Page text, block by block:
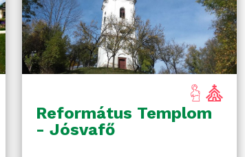
Református Templom
- Jósvafő